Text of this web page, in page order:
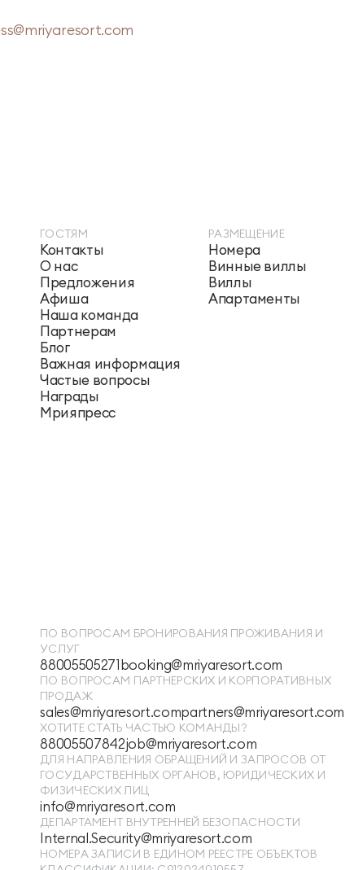
ГОСТЯМ
Контакты
О нас
Предложения
Афиша
Наша команда
Партнерам
Блог
Важная информация
Частые вопросы
Награды
Мрияпресс
РАЗМЕЩЕНИЕ
Номера
Винные виллы
Виллы
Апартаменты
ПО ВОПРОСАМ БРОНИРОВАНИЯ ПРОЖИВАНИЯ И
УСЛУГ
88005505271booking@mriyaresort.com
ПО ВОПРОСАМ ПАРТНЕРСКИХ И КОРПОРАТИВНЫХ
ПРОДАЖ
sales@mriyaresort.compartners@mriyaresort.com
ХОТИТЕ СТАТЬ ЧАСТЬЮ КОМАНДЫ?
88005507842job@mriyaresort.com
ДЛЯ НАПРАВЛЕНИЯ ОБРАЩЕНИЙ И ЗАПРОСОВ ОТ
ГОСУДАРСТВЕННЫХ ОРГАНОВ, ЮРИДИЧЕСКИХ И
ФИЗИЧЕСКИХ ЛИЦ
info@mriyaresort.com
ДЕПАРТАМЕНТ ВНУТРЕННЕЙ БЕЗОПАСНОСТИ
Internal.Security@mriyaresort.com
НОМЕРА ЗАПИСИ В ЕДИНОМ РЕЕСТРЕ ОБЪЕКТОВ